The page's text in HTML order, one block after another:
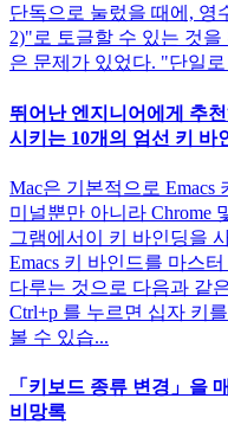
단독으로 눌렀을 때에, 영
2)"로 토글할 수 있는 것
은 문제가 있었다. "단일
뛰어난 엔지니어에게 추
시키는 10개의 엄선 키 바
Mac은 기본적으로 Emacs
미널뿐만 아니라 Chrome
그램에서이 키 바인딩을
Emacs 키 바인드를 마스
다루는 것으로 다음과 같
Ctrl+p 를 누르면 십자 키
볼 수 있습...
「키보드 종류 변경」을
비망록